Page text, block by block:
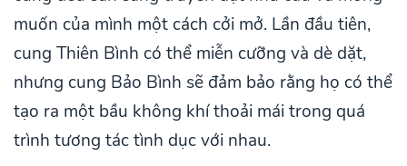
muốn của mình một cách cởi mở. Lần đầu tiên,
cung Thiên Bình có thể miễn cưỡng và dè dặt,
nhưng cung Bảo Bình sẽ đảm bảo rằng họ có thể
tạo ra một bầu không khí thoải mái trong quá
trình tương tác tình dục với nhau.